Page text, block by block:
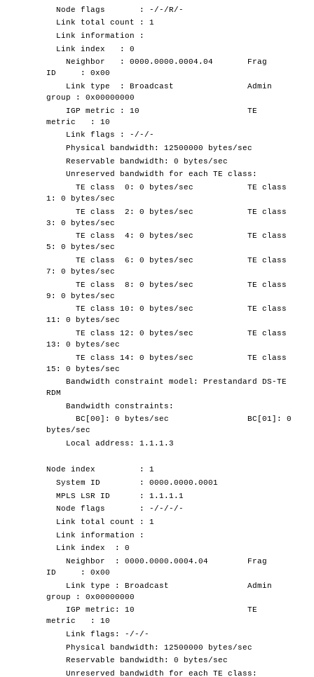
Node flags : -/-/R/-
Link total count : 1
Link information :
Link index : 0
Neighbor : 0000.0000.0004.04 Frag
ID : 0x00
Link type : Broadcast Admin
group : 0x00000000
IGP metric : 10 TE
metric : 10
Link flags : -/-/-
Physical bandwidth: 12500000 bytes/sec
Reservable bandwidth: 0 bytes/sec
Unreserved bandwidth for each TE class:
TE class 0: 0 bytes/sec TE class
1: 0 bytes/sec
TE class 2: 0 bytes/sec TE class
3: 0 bytes/sec
TE class 4: 0 bytes/sec TE class
5: 0 bytes/sec
TE class 6: 0 bytes/sec TE class
7: 0 bytes/sec
TE class 8: 0 bytes/sec TE class
9: 0 bytes/sec
TE class 10: 0 bytes/sec TE class
11: 0 bytes/sec
TE class 12: 0 bytes/sec TE class
13: 0 bytes/sec
TE class 14: 0 bytes/sec TE class
15: 0 bytes/sec
Bandwidth constraint model: Prestandard DS-TE
RDM
Bandwidth constraints:
BC[00]: 0 bytes/sec BC[01]: 0
bytes/sec
Local address: 1.1.1.3
Node index : 1
System ID : 0000.0000.0001
MPLS LSR ID : 1.1.1.1
Node flags : -/-/-/-
Link total count : 1
Link information :
Link index : 0
Neighbor : 0000.0000.0004.04 Frag
ID : 0x00
Link type : Broadcast Admin
group : 0x00000000
IGP metric: 10 TE
metric : 10
Link flags: -/-/-
Physical bandwidth: 12500000 bytes/sec
Reservable bandwidth: 0 bytes/sec
Unreserved bandwidth for each TE class: